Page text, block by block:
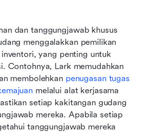
dan tanggungjawab khusus
menggalakkan pemilikan
yang penting untuk
Contohnya, Lark memudahkan
membolehkan penugasan tugas
melalui alat kerjasama
setiap kakitangan gudang
mereka. Apabila setiap
tanggungjawab mereka